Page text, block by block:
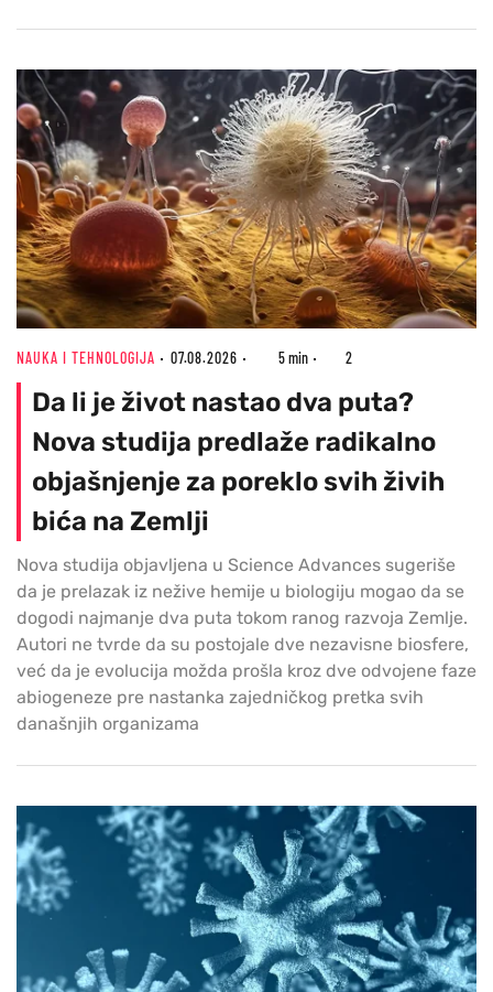
NAUKA I TEHNOLOGIJA 07.08.2026 5 min 2
Da li je život nastao dva puta?
Nova studija predlaže radikalno
objašnjenje za poreklo svih živih
bića na Zemlji
Nova studija objavljena u Science Advances sugeriše
da je prelazak iz nežive hemije u biologiju mogao da se
dogodi najmanje dva puta tokom ranog razvoja Zemlje.
Autori ne tvrde da su postojale dve nezavisne biosfere,
već da je evolucija možda prošla kroz dve odvojene faze
abiogeneze pre nastanka zajedničkog pretka svih
današnjih organizama